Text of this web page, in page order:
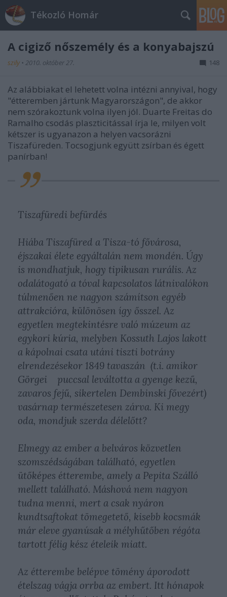
Tékozló Homár
A cigiző nőszemély és a konyabajszú
szily • 2010. október 27. 148
Az alábbiakat el lehetett volna intézni annyival, hogy
"étteremben jártunk Magyarországon", de akkor
nem szórakoztunk volna ilyen jól. Duarte Freitas do
Ramalho csodás plaszticitással írja le, milyen volt
kétszer is ugyanazon a helyen vacsorázni
Tiszafüreden. Tocsogjunk együtt zsírban és égett
panírban!
Tiszafüredi befürdés
Hiába Tiszafüred a Tisza-tó fővárosa,
éjszakai élete egyáltalán nem mondén. Úgy
is mondhatjuk, hogy tipikusan rurális. Az
odalátogató a tóval kapcsolatos látnivalókon
túlmenően ne nagyon számítson egyéb
attrakcióra, különösen így ősszel. Az
egyetlen megtekintésre való múzeum az
egykori kúria, melyben Kossuth Lajos lakott
a kápolnai csata utáni tiszti botrány
elrendezésekor 1849 tavaszán (t.i. amikor
Görgei puccsal leváltotta a gyenge kezű,
zavaros fejű, sikertelen Dembinski fővezért)
vasárnap természetesen zárva. Ki megy
oda, mondjuk szerda délelőtt?
Elmegy az ember a belváros közvetlen
szomszédságában található, egyetlen
ütőképes étterembe, amely a Pepita Szálló
mellett található. Máshová nem nagyon
tudna menni, mert a csak nyáron
kundtsaftokat tömegetető, kisebb kocsmák
már eleve gyanúsak a mélyhűtőben régóta
tartott félig kész ételeik miatt.
Az étterembe belépve tömény áporodott
ételszag vágja orrba az embert. Itt hónapok